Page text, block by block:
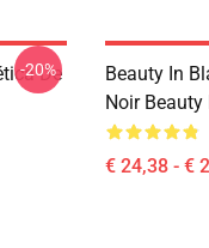
De
-20%
Beauty In
Noir Beauty
€ 24,38 - €